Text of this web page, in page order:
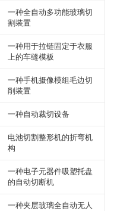
一种全自动多功能玻璃切
割装置
一种用于拉链固定于衣服
上的车缝模板
一种手机摄像模组毛边切
削装置
一种自动裁切设备
电池切割整形机的折弯机
构
一种电子元器件吸塑托盘
的自动切断机
一种夹层玻璃全自动无人